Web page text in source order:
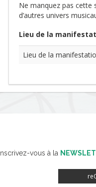
Ne manquez pas cette
d’autres univers
Lieu de la
Lieu de la
Inscrivez-vous à la